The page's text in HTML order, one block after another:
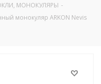
МОНОКУЛЯРЫ -
монокуляр ARKON Nevis